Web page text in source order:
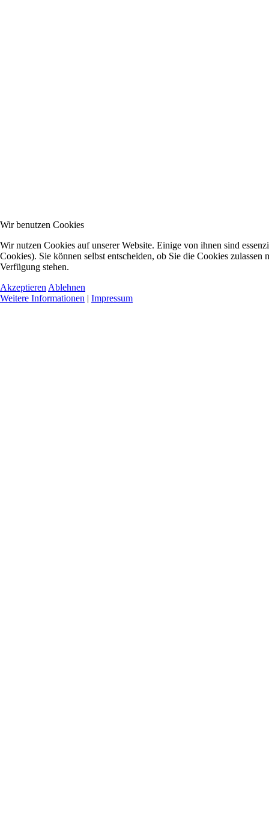
Wir benutzen Cookies
Wir nutzen Cookies auf unserer Website. Einige von ihnen sind
Cookies). Sie können selbst entscheiden, ob Sie die Cookies
Verfügung stehen.
Akzeptieren Ablehnen
Weitere Informationen | Impressum